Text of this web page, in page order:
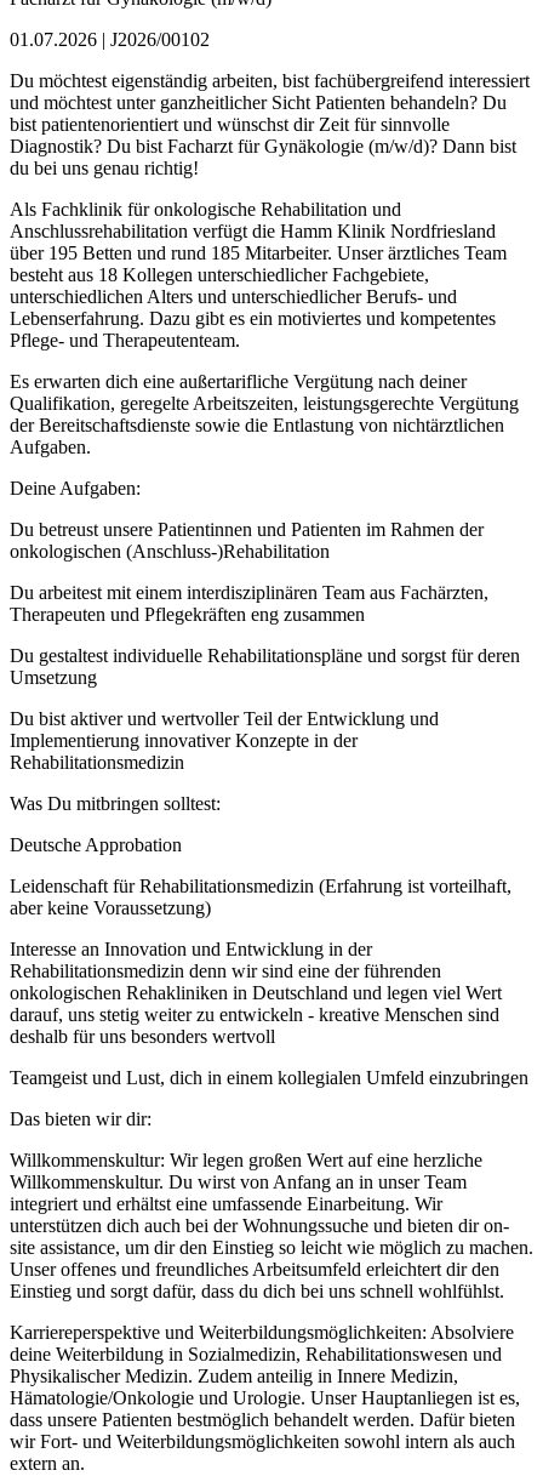
01.07.2026 | J2026/00102
Du möchtest eigenständig arbeiten, bist fachübergreifend interessiert
und möchtest unter ganzheitlicher Sicht Patienten behandeln? Du
bist patientenorientiert und wünschst dir Zeit für sinnvolle
Diagnostik? Du bist Facharzt für Gynäkologie (m/w/d)? Dann bist
du bei uns genau richtig!
Als Fachklinik für onkologische Rehabilitation und
Anschlussrehabilitation verfügt die Hamm Klinik Nordfriesland
über 195 Betten und rund 185 Mitarbeiter. Unser ärztliches Team
besteht aus 18 Kollegen unterschiedlicher Fachgebiete,
unterschiedlichen Alters und unterschiedlicher Berufs- und
Lebenserfahrung. Dazu gibt es ein motiviertes und kompetentes
Pflege- und Therapeutenteam.
Es erwarten dich eine außertarifliche Vergütung nach deiner
Qualifikation, geregelte Arbeitszeiten, leistungsgerechte Vergütung
der Bereitschaftsdienste sowie die Entlastung von nichtärztlichen
Aufgaben.
Deine Aufgaben:
Du betreust unsere Patientinnen und Patienten im Rahmen der
onkologischen (Anschluss-)Rehabilitation
Du arbeitest mit einem interdisziplinären Team aus Fachärzten,
Therapeuten und Pflegekräften eng zusammen
Du gestaltest individuelle Rehabilitationspläne und sorgst für deren
Umsetzung
Du bist aktiver und wertvoller Teil der Entwicklung und
Implementierung innovativer Konzepte in der
Rehabilitationsmedizin
Was Du mitbringen solltest:
Deutsche Approbation
Leidenschaft für Rehabilitationsmedizin (Erfahrung ist vorteilhaft,
aber keine Voraussetzung)
Interesse an Innovation und Entwicklung in der
Rehabilitationsmedizin denn wir sind eine der führenden
onkologischen Rehakliniken in Deutschland und legen viel Wert
darauf, uns stetig weiter zu entwickeln - kreative Menschen sind
deshalb für uns besonders wertvoll
Teamgeist und Lust, dich in einem kollegialen Umfeld einzubringen
Das bieten wir dir:
Willkommenskultur: Wir legen großen Wert auf eine herzliche
Willkommenskultur. Du wirst von Anfang an in unser Team
integriert und erhältst eine umfassende Einarbeitung. Wir
unterstützen dich auch bei der Wohnungssuche und bieten dir on-
site assistance, um dir den Einstieg so leicht wie möglich zu machen.
Unser offenes und freundliches Arbeitsumfeld erleichtert dir den
Einstieg und sorgt dafür, dass du dich bei uns schnell wohlfühlst.
Karriereperspektive und Weiterbildungsmöglichkeiten: Absolviere
deine Weiterbildung in Sozialmedizin, Rehabilitationswesen und
Physikalischer Medizin. Zudem anteilig in Innere Medizin,
Hämatologie/Onkologie und Urologie. Unser Hauptanliegen ist es,
dass unsere Patienten bestmöglich behandelt werden. Dafür bieten
wir Fort- und Weiterbildungsmöglichkeiten sowohl intern als auch
extern an.